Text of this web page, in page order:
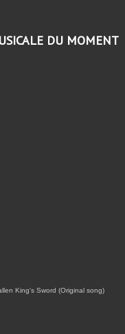
DU MOMENT
King's Sword (Original song)